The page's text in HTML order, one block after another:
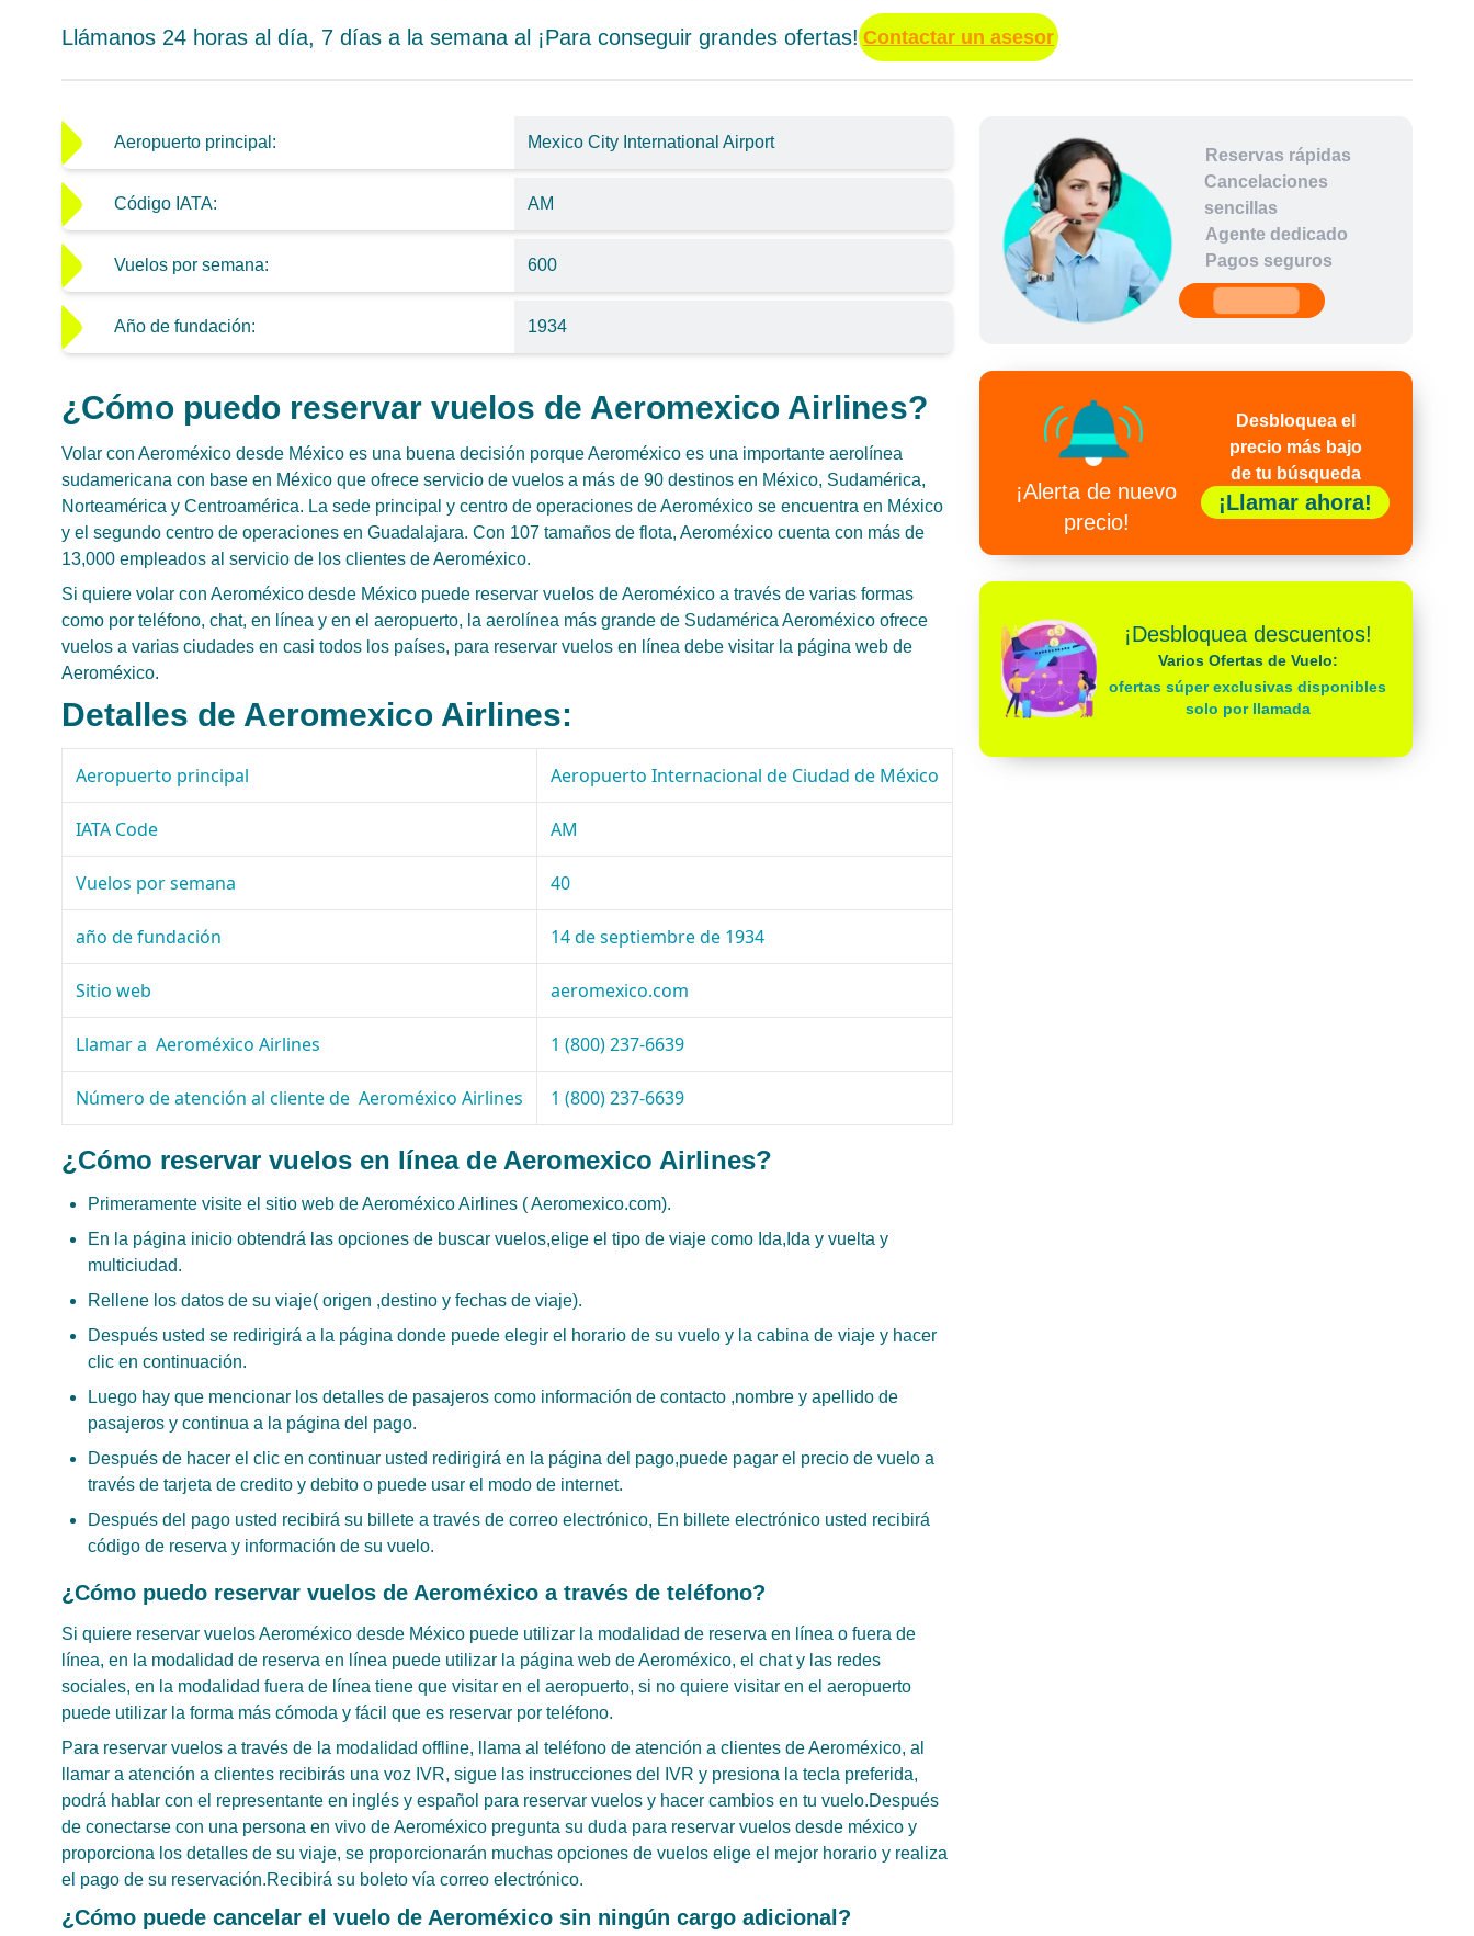
Llámanos 24 horas al día, 7 días a la semana al ¡Para conseguir grandes ofertas! Contactar un asesor
Aeropuerto principal: Mexico City International Airport
Código IATA: AM
Vuelos por semana: 600
Año de fundación: 1934
¿Cómo puedo reservar vuelos de Aeromexico Airlines?
Volar con Aeroméxico desde México es una buena decisión porque Aeroméxico es una importante aerolínea
sudamericana con base en México que ofrece servicio de vuelos a más de 90 destinos en México, Sudamérica,
Norteamérica y Centroamérica. La sede principal y centro de operaciones de Aeroméxico se encuentra en México
y el segundo centro de operaciones en Guadalajara. Con 107 tamaños de flota, Aeroméxico cuenta con más de
13,000 empleados al servicio de los clientes de Aeroméxico.
Si quiere volar con Aeroméxico desde México puede reservar vuelos de Aeroméxico a través de varias formas
como por teléfono, chat, en línea y en el aeropuerto, la aerolínea más grande de Sudamérica Aeroméxico ofrece
vuelos a varias ciudades en casi todos los países, para reservar vuelos en línea debe visitar la página web de
Aeroméxico.
Detalles de Aeromexico Airlines:
Aeropuerto principal Aeropuerto Internacional de Ciudad de México
IATA Code AM
Vuelos por semana 40
año de fundación 14 de septiembre de 1934
Sitio web aeromexico.com
Llamar a Aeroméxico Airlines 1 (800) 237-6639
Número de atención al cliente de Aeroméxico Airlines 1 (800) 237-6639
¿Cómo reservar vuelos en línea de Aeromexico Airlines?
Primeramente visite el sitio web de Aeroméxico Airlines ( Aeromexico.com).
En la página inicio obtendrá las opciones de buscar vuelos,elige el tipo de viaje como Ida,Ida y vuelta y
multiciudad.
Rellene los datos de su viaje( origen ,destino y fechas de viaje).
Después usted se redirigirá a la página donde puede elegir el horario de su vuelo y la cabina de viaje y hacer
clic en continuación.
Luego hay que mencionar los detalles de pasajeros como información de contacto ,nombre y apellido de
pasajeros y continua a la página del pago.
Después de hacer el clic en continuar usted redirigirá en la página del pago,puede pagar el precio de vuelo a
través de tarjeta de credito y debito o puede usar el modo de internet.
Después del pago usted recibirá su billete a través de correo electrónico, En billete electrónico usted recibirá
código de reserva y información de su vuelo.
¿Cómo puedo reservar vuelos de Aeroméxico a través de teléfono?
Si quiere reservar vuelos Aeroméxico desde México puede utilizar la modalidad de reserva en línea o fuera de
línea, en la modalidad de reserva en línea puede utilizar la página web de Aeroméxico, el chat y las redes
sociales, en la modalidad fuera de línea tiene que visitar en el aeropuerto, si no quiere visitar en el aeropuerto
puede utilizar la forma más cómoda y fácil que es reservar por teléfono.
Para reservar vuelos a través de la modalidad offline, llama al teléfono de atención a clientes de Aeroméxico, al
llamar a atención a clientes recibirás una voz IVR, sigue las instrucciones del IVR y presiona la tecla preferida,
podrá hablar con el representante en inglés y español para reservar vuelos y hacer cambios en tu vuelo.Después
de conectarse con una persona en vivo de Aeroméxico pregunta su duda para reservar vuelos desde méxico y
proporciona los detalles de su viaje, se proporcionarán muchas opciones de vuelos elige el mejor horario y realiza
el pago de su reservación.Recibirá su boleto vía correo electrónico.
¿Cómo puede cancelar el vuelo de Aeroméxico sin ningún cargo adicional?
Reservas rápidas
Cancelaciones
sencillas
Agente dedicado
Pagos seguros
¡Alerta de nuevo
precio!
Desbloquea el
precio más bajo
de tu búsqueda
¡Llamar ahora!
¡Desbloquea descuentos!
Varios Ofertas de Vuelo:
ofertas súper exclusivas disponibles
solo por llamada